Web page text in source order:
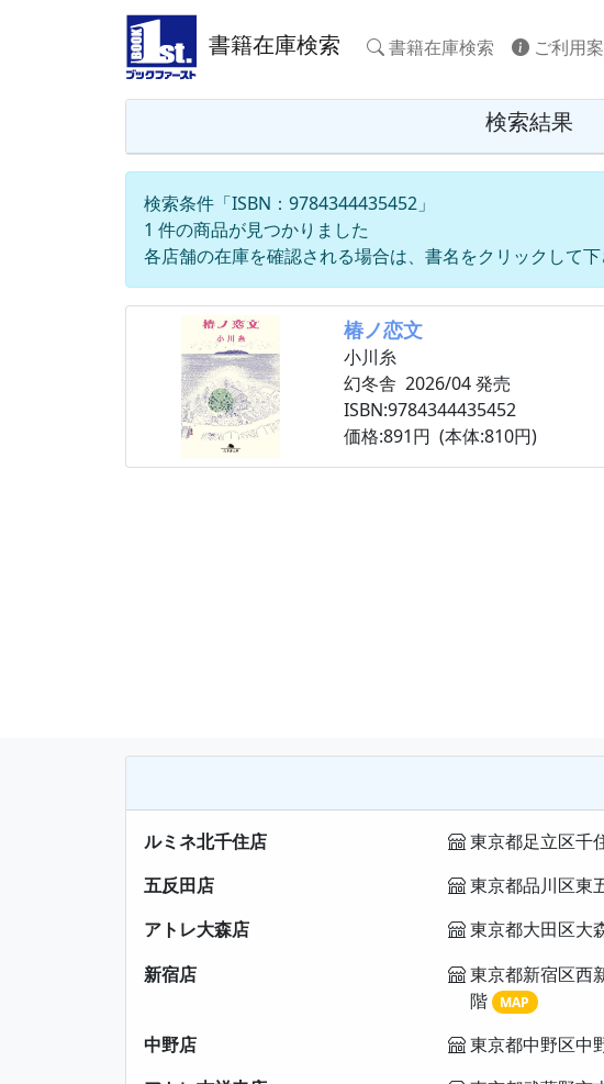
書籍在庫検索 書籍在庫検索 ご利用
検索結果
検索条件「ISBN：9784344435452」
1 件の商品が見つかりました
各店舗の在庫を確認される場合は、書名をクリックして
椿ノ恋文
小川糸
幻冬舎 2026/04 発売
ISBN:9784344435452
価格:891円 (本体:810円)
ルミネ北千住店 東京都足立区千
五反田店
東京都品川区東
アトレ大森店
東京都大田区大
新宿店
東京都新宿区西
階
MAP
中野店 東京都中野区中